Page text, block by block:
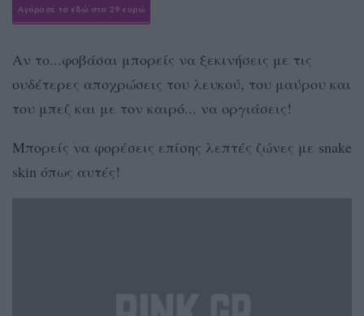
Αγόρασέ τα εδώ στα 29 ευρώ
Aν το...φοβάσαι μπορείς να ξεκινήσεις με τις
ουδέτερες αποχρώσεις του λευκού, του μαύρου και
του μπεζ και με τον καιρό... να οργιάσεις!
Μπορείς να φορέσεις επίσης λεπτές ζώνες με snake
skin όπως αυτές!